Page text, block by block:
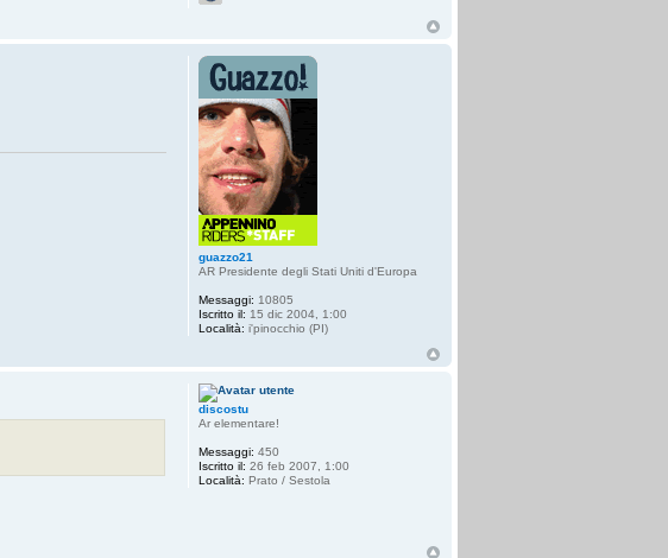
guazzo21
AR Presidente degli Stati Uniti d'Europa
Messaggi: 10805
Iscritto il: 15 dic 2004, 1:00
Località: i'pinocchio (PI)
discostu
Ar elementare!
Messaggi: 450
Iscritto il: 26 feb 2007, 1:00
Località: Prato / Sestola